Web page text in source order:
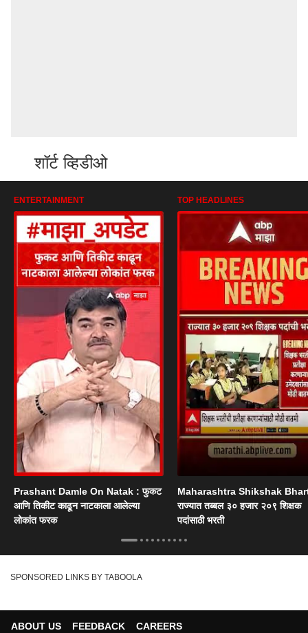
शॉर्ट व्हिडीओ
ENTERTAINMENT
Prashant Damle On Natak : फुकट
आणि तिकीट काढून नाटकाला आलेल्या
लोकांत फरक
TOP HEADLINES
Maharashtra Shikshak
राज्यात तब्बल ३० हजार २०९ शिक्षक
पदांसाठी भरती
SPONSORED LINKS BY TABOOLA
ABOUT US FEEDBACK CAREERS